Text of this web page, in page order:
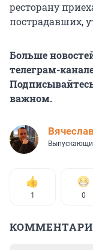
ресторану
пострадавших,
Больше
телеграм-
важном.
1 0